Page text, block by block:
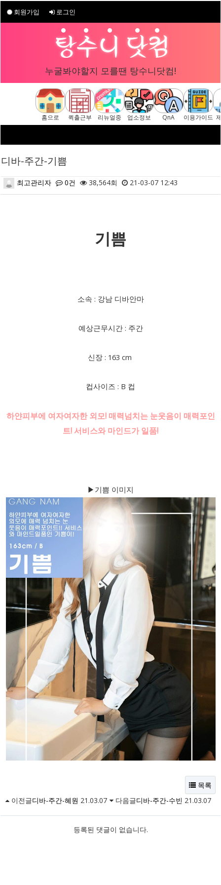
회원가입 로그인
누굴봐야할지 모를땐 탕수니닷컴!
홈으로 퀵출근부 리뉴얼중 업소정보 QnA 이용가이드
디바-주간-기쁨
최고관리자 0건 38,564회 21-03-07 12:43
기쁨
소속 : 강남 디바안마
예상근무시간 : 주간
신장 : 163 cm
컵사이즈 : B 컵
하얀피부에 여자여자한 외모! 매력넘치는 눈웃음이 매력포인
트! 서비스와 마인드가 일품!
▶기쁨 이미지
목록
이전글디바-주간-혜원 21.03.07 다음글디바-주간-수빈 21.03.07
등록된 댓글이 없습니다.